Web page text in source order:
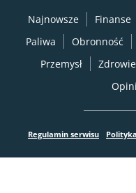
Najnowsze Finanse
Paliwa
Obronność
Przemysł
Zdrowie
Regulamin serwisu